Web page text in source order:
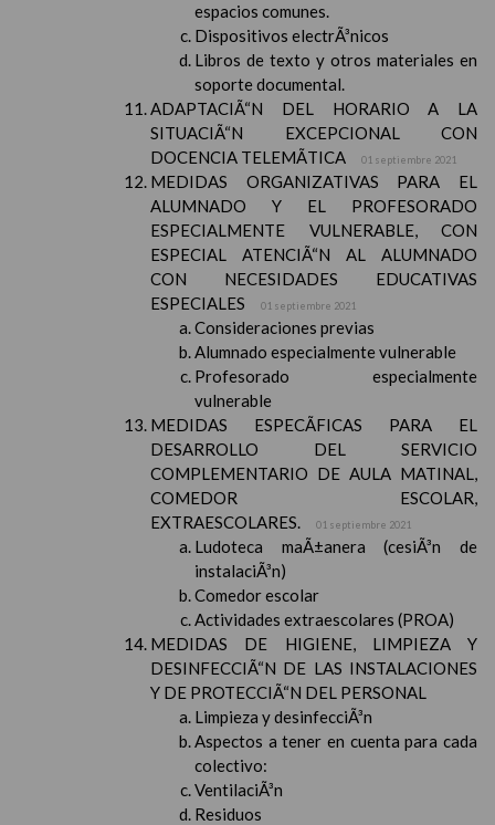
espacios comunes.
Dispositivos electrÃ³nicos
Libros de texto y otros materiales en
soporte documental.
ADAPTACIÃ“N DEL HORARIO A LA
SITUACIÃ“N EXCEPCIONAL CON
DOCENCIA TELEMÃTICA
01 septiembre 2021
MEDIDAS ORGANIZATIVAS PARA EL
ALUMNADO Y EL PROFESORADO
ESPECIALMENTE VULNERABLE, CON
ESPECIAL ATENCIÃ“N AL ALUMNADO
CON NECESIDADES EDUCATIVAS
ESPECIALES
01 septiembre 2021
Consideraciones previas
Alumnado especialmente vulnerable
Profesorado especialmente
vulnerable
MEDIDAS ESPECÃFICAS PARA EL
DESARROLLO DEL SERVICIO
COMPLEMENTARIO DE AULA MATINAL,
COMEDOR ESCOLAR,
EXTRAESCOLARES.
01 septiembre 2021
Ludoteca maÃ±anera (cesiÃ³n de
instalaciÃ³n)
Comedor escolar
Actividades extraescolares (PROA)
MEDIDAS DE HIGIENE, LIMPIEZA Y
DESINFECCIÃ“N DE LAS INSTALACIONES
Y DE PROTECCIÃ“N DEL PERSONAL
Limpieza y desinfecciÃ³n
Aspectos a tener en cuenta para cada
colectivo:
VentilaciÃ³n
Residuos